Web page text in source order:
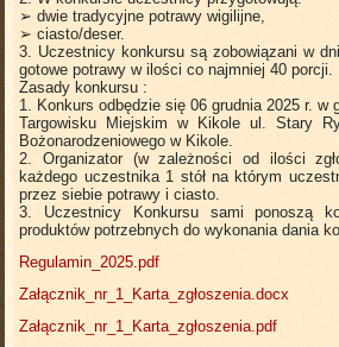
➢ dwie tradycyjne potrawy wigilijne,
➢ ciasto/deser.
3. Uczestnicy konkursu są zobowiązani w
gotowe potrawy w ilości co najmniej 40 porcji.
Zasady konkursu :
1. Konkurs odbędzie się 06 grudnia 2025 r. w
Targowisku Miejskim w Kikole ul. Stary
Bożonarodzeniowego w Kikole.
2. Organizator (w zależności od ilości
każdego uczestnika 1 stół na którym
przez siebie potrawy i ciasto.
3. Uczestnicy Konkursu sami ponoszą
produktów potrzebnych do wykonania dania
Regulamin_2025.pdf
Załącznik_nr_1_Karta_zgłoszenia.docx
Załącznik_nr_1_Karta_zgłoszenia.pdf